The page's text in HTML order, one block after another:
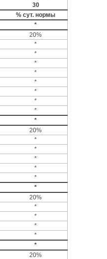
30
% сут. нормы
*
20%
*
*
*
*
*
*
*
*
*
20%
*
*
*
*
*
*
20%
*
*
*
*
*
20%